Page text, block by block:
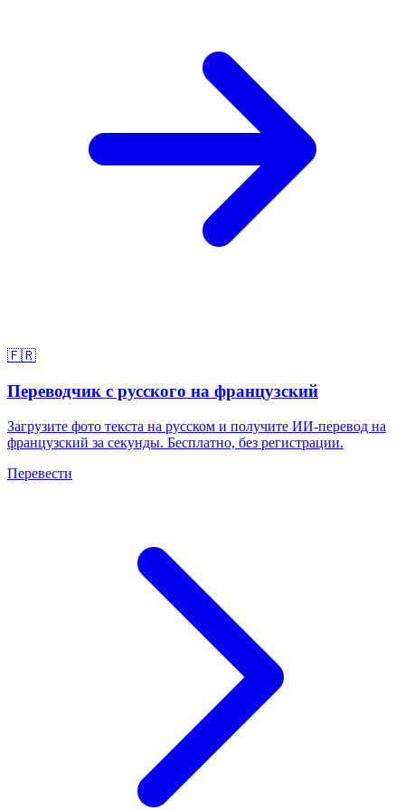
🇫🇷
Переводчик с русского на французский
Загрузите фото текста на русском и получите ИИ-перевод на
французский за секунды. Бесплатно, без регистрации.
Перевести